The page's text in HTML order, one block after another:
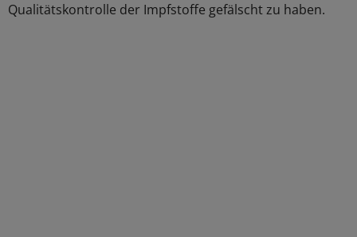
Qualitätskontrolle der Impfstoffe gefälscht zu haben.